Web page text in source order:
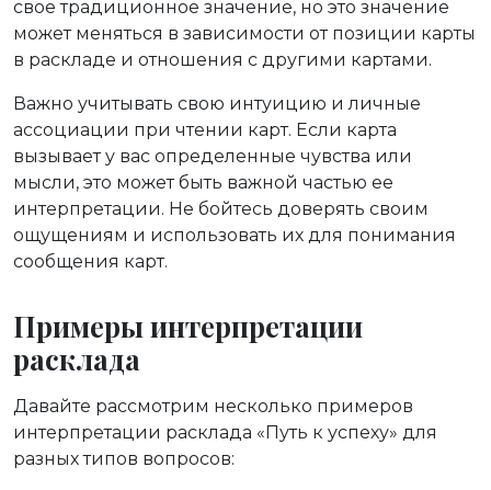
свое традиционное значение, но это значение
может меняться в зависимости от позиции карты
в раскладе и отношения с другими картами.
Важно учитывать свою интуицию и личные
ассоциации при чтении карт. Если карта
вызывает у вас определенные чувства или
мысли, это может быть важной частью ее
интерпретации. Не бойтесь доверять своим
ощущениям и использовать их для понимания
сообщения карт.
Примеры интерпретации
расклада
Давайте рассмотрим несколько примеров
интерпретации расклада «Путь к успеху» для
разных типов вопросов: